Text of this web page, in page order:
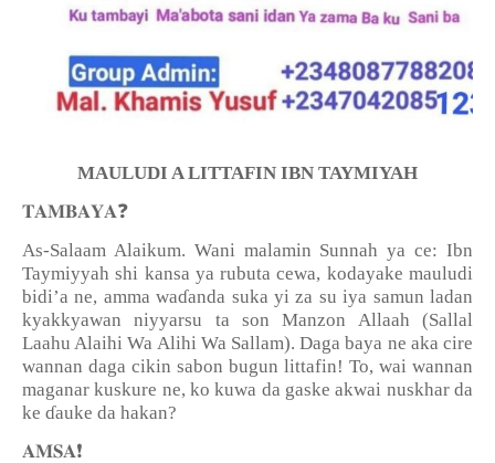
MAULUDI A LITTAFIN IBN TAYMIYAH
𝐓𝐀𝐌𝐁𝐀𝐘𝐀❓
As-Salaam Alaikum. Wani malamin Sunnah ya ce: Ibn
Taymiyyah shi kansa ya rubuta cewa, kodayake mauludi
bidi’a ne, amma waɗanda suka yi za su iya samun ladan
kyakkyawan niyyarsu ta son Manzon Allaah (Sallal
Laahu Alaihi Wa Alihi Wa Sallam). Daga baya ne aka cire
wannan daga cikin sabon bugun littafin! To, wai wannan
maganar kuskure ne, ko kuwa da gaske akwai nuskhar da
ke ɗauke da hakan?
𝐀𝐌𝐒𝐀❗️